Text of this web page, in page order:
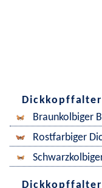
Braunkolbiger
Rostfarbiger